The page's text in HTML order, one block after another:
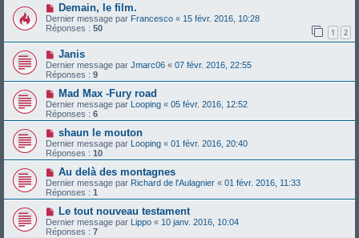
Demain, le film.
Dernier message par Francesco « 15 févr. 2016, 10:28
Réponses : 50 1 2
Janis
Dernier message par Jmarc06 « 07 févr. 2016, 22:55
Réponses : 9
Mad Max -Fury road
Dernier message par Looping « 05 févr. 2016, 12:52
Réponses : 6
shaun le mouton
Dernier message par Looping « 01 févr. 2016, 20:40
Réponses : 10
Au delà des montagnes
Dernier message par Richard de l'Aulagnier « 01 févr. 2016, 11:33
Réponses : 1
Le tout nouveau testament
Dernier message par Lippo « 10 janv. 2016, 10:04
Réponses : 7